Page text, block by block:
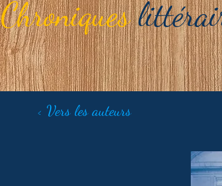
Chroniques
< Vers les auteurs